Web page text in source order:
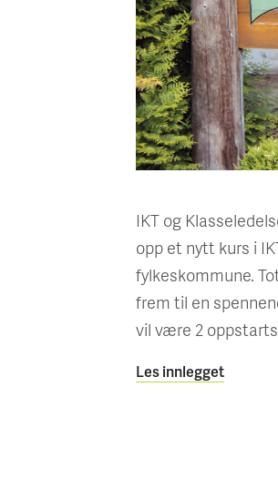
IKT og
opp et nytt kurs i
fylkeskommune.
frem til en
vil være 2
Les innlegget